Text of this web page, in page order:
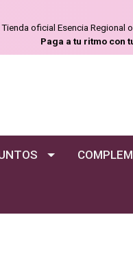
Tienda oficial Esencia Regional
Paga a tu ritmo con